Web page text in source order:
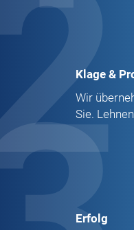
Klage &
Wir
Sie.
Erfolg